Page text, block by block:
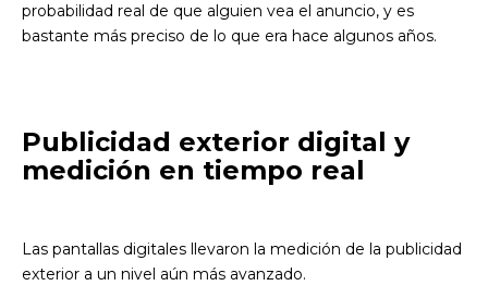
probabilidad real de que alguien vea el anuncio, y es
bastante más preciso de lo que era hace algunos años.
Publicidad exterior digital y
medición en tiempo real
Las pantallas digitales llevaron la medición de la publicidad
exterior a un nivel aún más avanzado.